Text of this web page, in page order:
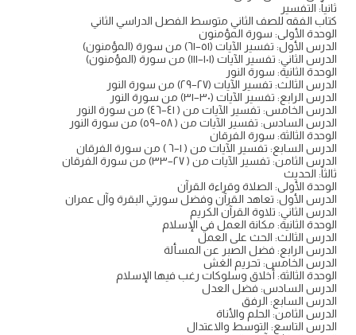
ثانياً: التفسير
كتاب الفقه للصف الثاني متوسط الفصل الدراسي الثاني
الوحدة الأولى: سورة المؤمنون
الدرس الأول: تفسير الآيات (٥١–٦١) من سورة (المؤمنون)
الدرس الثاني: تفسير الآيات (۱۰۱–۱۱۱) من سورة (المؤمنون)
الوحدة الثانية: سورة النور
الدرس الثالث: تفسير الآيات (۲۷–۲۹) من سورة النور
الدرس الرابع: تفسير الآيات (۳۰–۳۱) من سورة النور
الدرس الخامس: تفسير الآيات من ( ٤١–٤٦) من سورة النور
الدرس السادس: تفسير الآيات من ( ٥٨–٥٩) من سورة النور
الوحدة الثالثة: سورة الفرقان
الدرس السابع: تفسير الآيات من ( ١–٦ ) من سورة الفرقان
الدرس الثامن: تفسير الآيات من ( ۲۷–۳۳) من سورة الفرقان
ثالثاً: الحديث
الوحدة الأولى: الصلاة وقراءة القرآن
الدرس الأول: تعاهد القرآن وفضل سورتي البقرة وآل عمران
الدرس الثاني: تلاوة القرآن الكريم
الوحدة الثانية: مكانة العمل في الإسلام
الدرس الثالث: الحث على العمل
الدرس الرابع: فضل الصبر عن المسألة
الدرس الخامس: تحريم الغش
الوحدة الثالثة: أخلاق وسلوكات رغب فيها الإسلام
الدرس السادس: فضل العدل
الدرس السابع: الرفق
الدرس الثامن: الحلم والأناة
الدرس التاسع: التوسط والاعتدال